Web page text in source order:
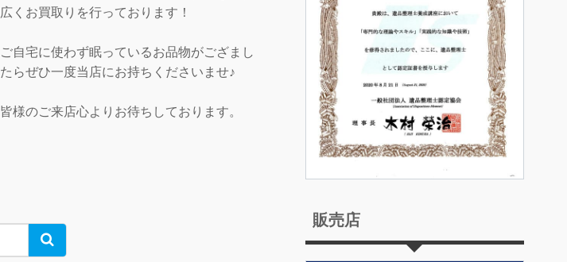
広くお買取りを行っております！
ご自宅に使わず眠っているお品物がござまし
たらぜひ一度当店にお持ちくださいませ♪
皆様のご来店心よりお待ちしております。
Search
販売店